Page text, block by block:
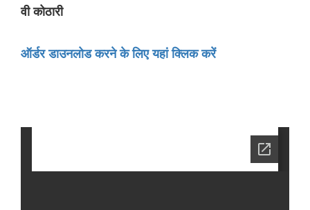
वी कोठारी
ऑर्डर डाउनलोड करने के लिए यहां क्लिक करें